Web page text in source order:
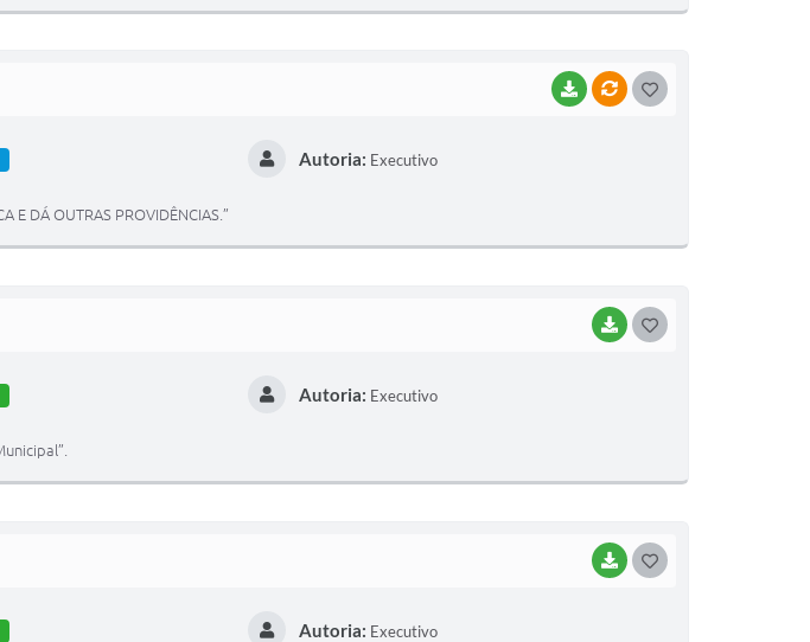
I
BAIXARVÍNCULOS
Autoria: Executivo
E DÁ OUTRAS PROVIDÊNCIAS.”
BAIXAR
Autoria: Executivo
BAIXAR
Autoria: Executivo